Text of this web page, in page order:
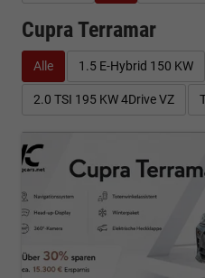
Cupra Terramar
Alle 1.5 E-Hybrid 150 KW
2.0 TSI 195 KW 4Drive VZ